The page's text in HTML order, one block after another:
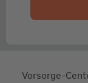
Vorsorge-